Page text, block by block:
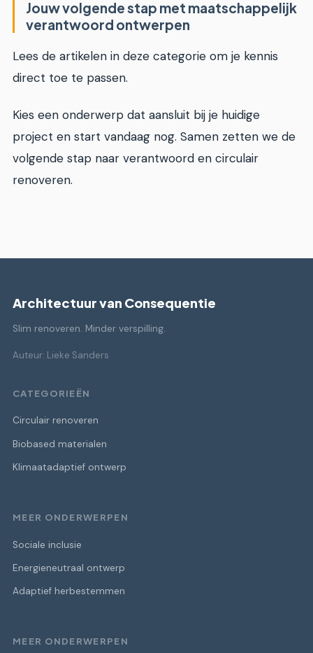
Jouw volgende stap met maatschappelijk
verantwoord ontwerpen
Lees de artikelen in deze categorie om je kennis
direct toe te passen.
Kies een onderwerp dat aansluit bij je huidige
project en start vandaag nog. Samen zetten we de
volgende stap naar verantwoord en circulair
renoveren.
Architectuur van Consequentie
Slim renoveren. Minder verspilling.
Auteur: Lieke Sanders
CATEGORIEËN
Circulair renoveren
Biobased materialen
Klimaatadaptief ontwerp
MEER ONDERWERPEN
Sociale inclusie
Energieneutraal ontwerp
Adaptief herbestemmen
MEER ONDERWERPEN